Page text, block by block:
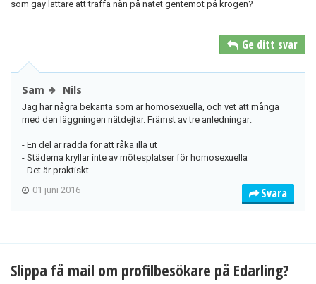
som gay lättare att träffa nån på nätet gentemot på krogen?
Ge ditt svar
Sam Nils
Jag har några bekanta som är homosexuella, och vet att många
med den läggningen nätdejtar. Främst av tre anledningar:
- En del är rädda för att råka illa ut
- Städerna kryllar inte av mötesplatser för homosexuella
- Det är praktiskt
01 juni 2016
Svara
Slippa få mail om profilbesökare på Edarling?